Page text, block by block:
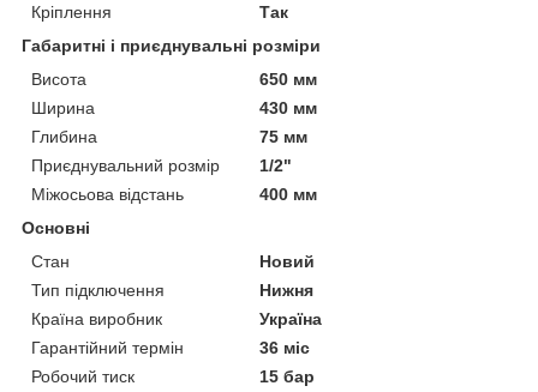
Кріплення
Так
Габаритні і приєднувальні розміри
Висота
650 мм
Ширина
430 мм
Глибина
75 мм
Приєднувальний розмір
1/2"
Міжосьова відстань
400 мм
Основні
Стан
Новий
Тип підключення
Нижня
Країна виробник
Україна
Гарантійний термін
36 міс
Робочий тиск
15 бар